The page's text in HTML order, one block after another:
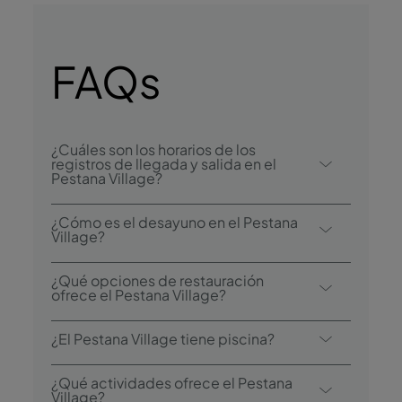
FAQs
¿Cuáles son los horarios de los
registros de llegada y salida en el
Pestana Village?
El registro de llegada en el Pestana Village
comienza a las 15:00, y el registro de salida
¿Cómo es el desayuno en el Pestana
Village?
Entre las opciones de desayuno se
encuentra el bufé.
¿Qué opciones de restauración
ofrece el Pestana Village?
El Pestana Village dispone de tres
restaurantes: A Vila, Miramar Restaurante y
Adega Madeirense. El hotel también cuenta
con tres bares: Bar da Fonte, Miramar
¿El Pestana Village tiene piscina?
Sí, este hotel tiene una piscina exterior, una
piscina exterior para niños y una piscina
¿Qué actividades ofrece el Pestana
Village?